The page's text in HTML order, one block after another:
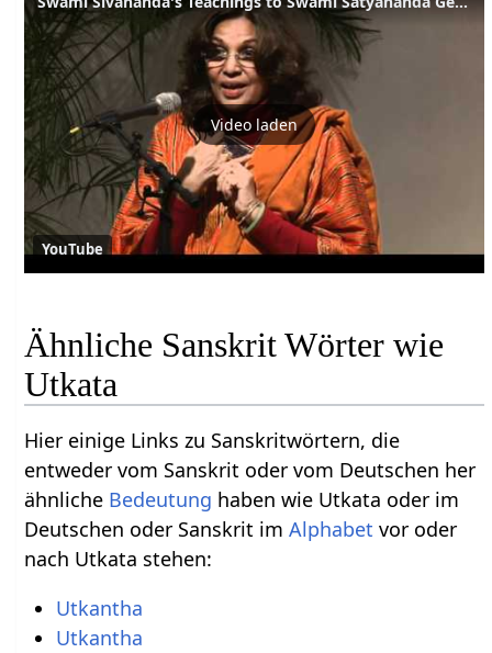
Video laden
YouTube
Ähnliche Sanskrit Wörter wie
Utkata
Hier einige Links zu Sanskritwörtern, die
entweder vom Sanskrit oder vom Deutschen her
ähnliche Bedeutung haben wie Utkata oder im
Deutschen oder Sanskrit imAlphabet vor oder
nach Utkata stehen:
Utkantha
Utkantha